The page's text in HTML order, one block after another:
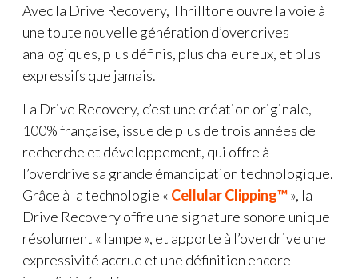
Avec la Drive Recovery, Thrilltone ouvre la voie à
une toute nouvelle génération d’overdrives
analogiques, plus définis, plus chaleureux, et plus
expressifs que jamais.
La Drive Recovery, c’est une création originale,
100% française, issue de plus de trois années de
recherche et développement, qui offre à
l’overdrive sa grande émancipation technologique.
Grâce à la technologie « Cellular Clipping™», la
Drive Recovery offre une signature sonore unique
résolument « lampe », et apporte à l’overdrive une
expressivité accrue et une définition encore